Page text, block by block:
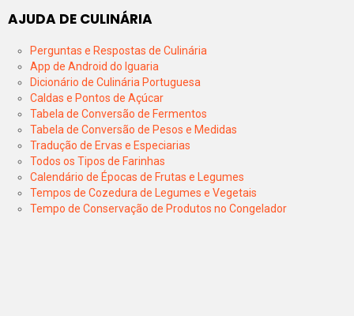
AJUDA DE CULINÁRIA
Perguntas e Respostas de Culinária
App de Android do Iguaria
Dicionário de Culinária Portuguesa
Caldas e Pontos de Açúcar
Tabela de Conversão de Fermentos
Tabela de Conversão de Pesos e Medidas
Tradução de Ervas e Especiarias
Todos os Tipos de Farinhas
Calendário de Épocas de Frutas e Legumes
Tempos de Cozedura de Legumes e Vegetais
Tempo de Conservação de Produtos no Congelador